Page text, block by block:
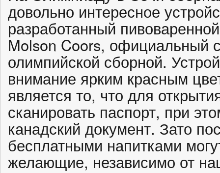
довольно интересное
разработанный
Molson Coors, официальный
олимпийской сборной.
внимание ярким красным
является то, что для
сканировать паспорт, при
канадский документ. Зато
бесплатными напитками
желающие, независимо от